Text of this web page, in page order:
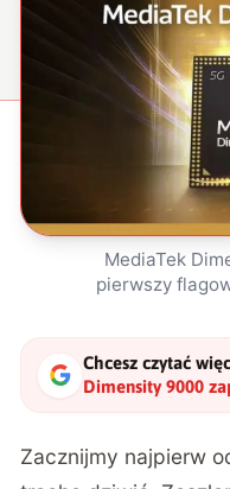
MediaTek
pierwszy
Chcesz czytać
Dimensity 9000
flagowy chipset
Zacznijmy najpierw